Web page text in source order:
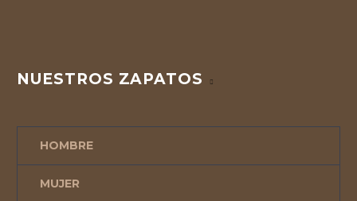
NUESTROS ZAPATOS
HOMBRE
MUJER